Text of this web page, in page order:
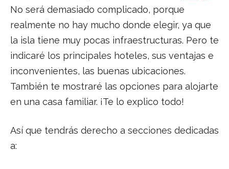
No será demasiado complicado, porque
realmente no hay mucho donde elegir, ya que
la isla tiene muy pocas infraestructuras. Pero te
indicaré los principales hoteles, sus ventajas e
inconvenientes, las buenas ubicaciones.
También te mostraré las opciones para alojarte
en una casa familiar. ¡Te lo explico todo!
Así que tendrás derecho a secciones dedicadas
a: